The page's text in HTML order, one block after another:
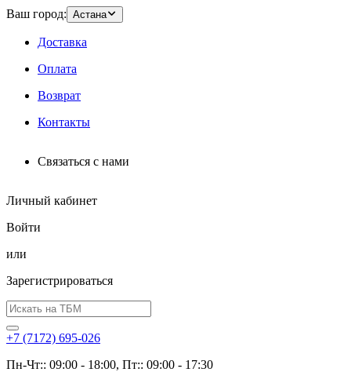
Ваш город: Астана
Доставка
Оплата
Возврат
Контакты
Связаться с нами
Личный кабинет
Войти
или
Зарегистрироваться
+7 (7172) 695-026
Пн-Чт:: 09:00 - 18:00, Пт:: 09:00 - 17:30